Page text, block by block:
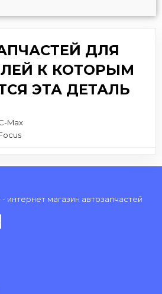
ДЛЯ
К КОТОРЫМ
ЭТА ДЕТАЛЬ
Max
интернет магазин автозапчастей